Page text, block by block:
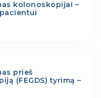
kolonoskopijai –
prieš
(FEGDS) tyrimą –